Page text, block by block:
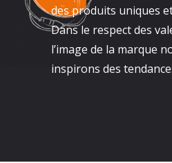
des produits uniques
Dans le respect des
l’image de la marque
inspirons des